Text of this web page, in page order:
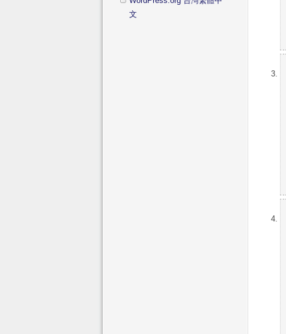
文